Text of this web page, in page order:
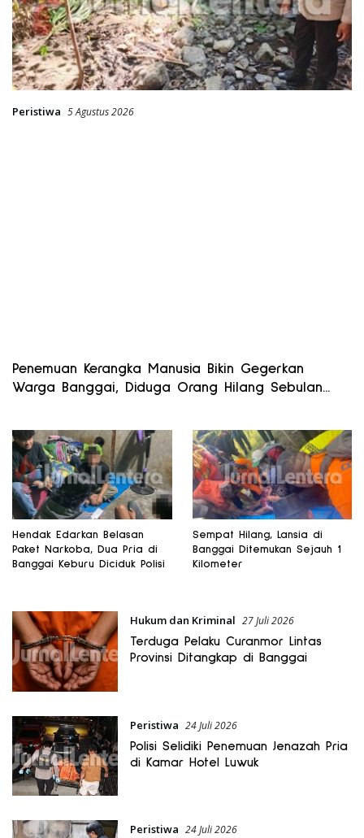
Peristiwa 5 Agustus 2026
Penemuan Kerangka Manusia Bikin Gegerkan
Warga Banggai, Diduga Orang Hilang Sebulan
Hendak Edarkan Belasan
Paket Narkoba, Dua Pria di
Banggai Keburu Diciduk Polisi
Sempat Hilang, Lansia di
Banggai Ditemukan Sejauh 1
Kilometer
Hukum dan Kriminal 27 Juli 2026
Terduga Pelaku Curanmor Lintas
Provinsi Ditangkap di Banggai
Peristiwa 24 Juli 2026
Polisi Selidiki Penemuan Jenazah Pria
di Kamar Hotel Luwuk
Peristiwa 24 Juli 2026